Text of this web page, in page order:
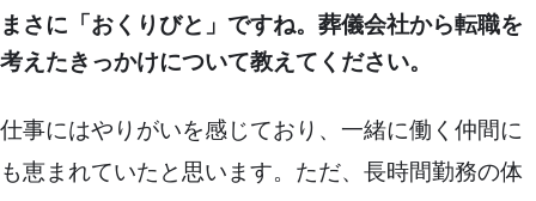
まさに「おくりびと」ですね。葬儀会社から転職を
考えたきっかけについて教えてください。
仕事にはやりがいを感じており、一緒に働く仲間に
も恵まれていたと思います。ただ、長時間勤務の体